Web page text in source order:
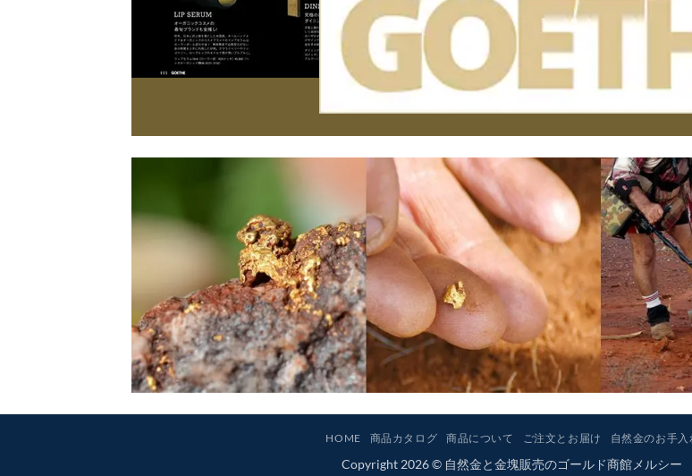
HOME 商品カタログ 商品について ご注文とお届け 自然金のお手入
Copyright 2026 © 自然金と金塊販売のゴールド商館メルシー